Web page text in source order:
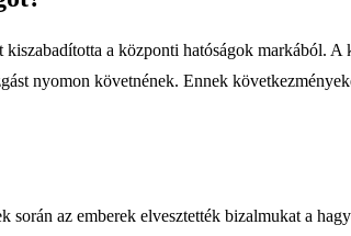
a központi hatóságok markából.
nyomon követnének. Ennek
az emberek elvesztették bizalmukat a